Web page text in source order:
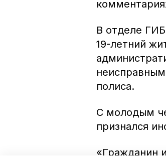
В отделе
19-летний
полиса.
С молодым
признался
«Гражданин